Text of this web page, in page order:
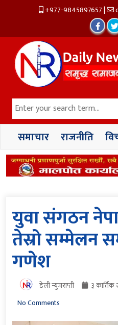
+977-9845897657|
समाचार राजनीति
युवा संगठन
तेस्रो सम्मेलन
गणेश
डेली न्युजराप्ती ३ कार्तिक
No Comments